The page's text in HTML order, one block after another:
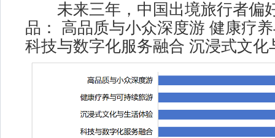
未来三年，中国出境旅行者偏
品： 高品质与小众深度游 健康疗
科技与数字化服务融合 沉浸式文化